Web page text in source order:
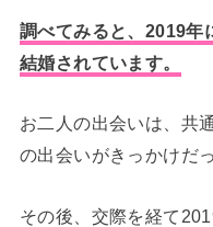
調べてみると、2019年
結婚されています。
お二人の出会いは、共
の出会いがきっかけだ
その後、交際を経て